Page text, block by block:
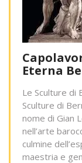
Eterna
Le Sculture di
Sculture di
nome di Gian
nell’arte
culmine
maestria e